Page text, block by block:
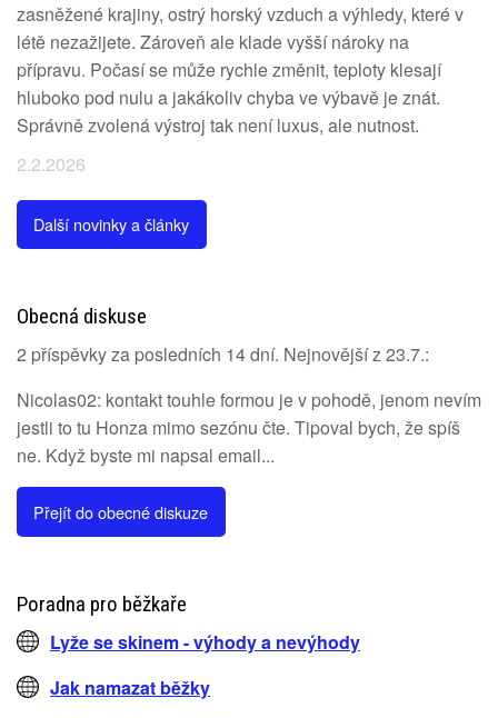
zasněžené krajiny, ostrý horský vzduch a výhledy, které v
létě nezažijete. Zároveň ale klade vyšší nároky na
přípravu. Počasí se může rychle změnit, teploty klesají
hluboko pod nulu a jakákoliv chyba ve výbavě je znát.
Správně zvolená výstroj tak není luxus, ale nutnost.
2.2.2026
Další novinky a články
Obecná diskuse
2 příspěvky za posledních 14 dní. Nejnovější z 23.7.:
Nicolas02: kontakt touhle formou je v pohodě, jenom nevím
jestli to tu Honza mimo sezónu čte. Tipoval bych, že spíš
ne. Když byste mi napsal email...
Přejít do obecné diskuze
Poradna pro běžkaře
Lyže se skinem - výhody a nevýhody
Jak namazat běžky